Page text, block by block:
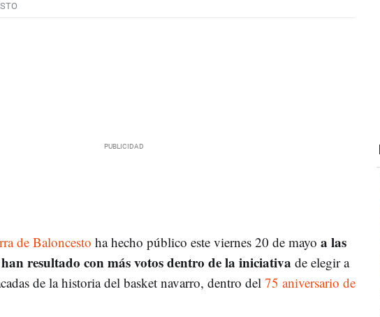
de Baloncesto ha hecho público este viernes 20 de mayo a las
resultado con más votos dentro de la iniciativa de elegir a
de la historia del basket navarro, dentro del 75 aniversario de